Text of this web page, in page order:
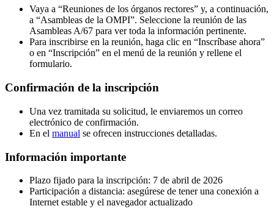
Vaya a “Reuniones de los órganos rectores” y, a continuación,
a “Asambleas de la OMPI”. Seleccione la reunión de las
Asambleas A/67 para ver toda la información pertinente.
Para inscribirse en la reunión, haga clic en “Inscríbase ahora”
o en “Inscripción” en el menú de la reunión y rellene el
formulario.
Confirmación de la inscripción
Una vez tramitada su solicitud, le enviaremos un correo
electrónico de confirmación.
En el manual se ofrecen instrucciones detalladas.
Información importante
Plazo fijado para la inscripción: 7 de abril de 2026
Participación a distancia: asegúrese de tener una conexión a
Internet estable y el navegador actualizado